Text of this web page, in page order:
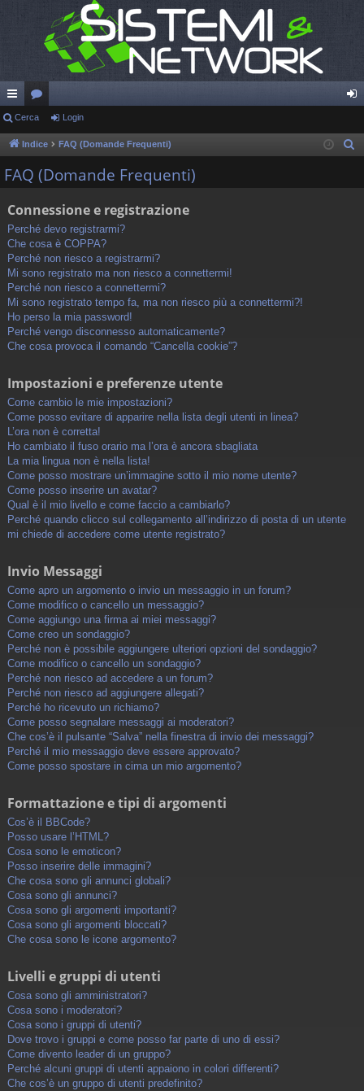
oll
eg
a
en
ti
R
ap
idi
or
u in
Cerca Login
Indice FAQ (Domande Frequenti)
FAQ (Domande Frequenti)
Connessione e registrazione
Perché devo registrarmi?
Che cosa è COPPA?
Perché non riesco a registrarmi?
Mi sono registrato ma non riesco a connettermi!
Perché non riesco a connettermi?
Mi sono registrato tempo fa, ma non riesco più a connettermi?!
Ho perso la mia password!
Perché vengo disconnesso automaticamente?
Che cosa provoca il comando “Cancella cookie”?
Impostazioni e preferenze utente
Come cambio le mie impostazioni?
Come posso evitare di apparire nella lista degli utenti in linea?
L’ora non è corretta!
Ho cambiato il fuso orario ma l’ora è ancora sbagliata
La mia lingua non è nella lista!
Come posso mostrare un’immagine sotto il mio nome utente?
Come posso inserire un avatar?
Qual è il mio livello e come faccio a cambiarlo?
Perché quando clicco sul collegamento all’indirizzo di posta di un utente
mi chiede di accedere come utente registrato?
Invio Messaggi
Come apro un argomento o invio un messaggio in un forum?
Come modifico o cancello un messaggio?
Come aggiungo una firma ai miei messaggi?
Come creo un sondaggio?
Perché non è possibile aggiungere ulteriori opzioni del sondaggio?
Come modifico o cancello un sondaggio?
Perché non riesco ad accedere a un forum?
Perché non riesco ad aggiungere allegati?
Perché ho ricevuto un richiamo?
Come posso segnalare messaggi ai moderatori?
Che cos’è il pulsante “Salva” nella finestra di invio dei messaggi?
Perché il mio messaggio deve essere approvato?
Come posso spostare in cima un mio argomento?
Formattazione e tipi di argomenti
Cos’è il BBCode?
Posso usare l’HTML?
Cosa sono le emoticon?
Posso inserire delle immagini?
Che cosa sono gli annunci globali?
Cosa sono gli annunci?
Cosa sono gli argomenti importanti?
Cosa sono gli argomenti bloccati?
Che cosa sono le icone argomento?
Livelli e gruppi di utenti
Cosa sono gli amministratori?
Cosa sono i moderatori?
Cosa sono i gruppi di utenti?
Dove trovo i gruppi e come posso far parte di uno di essi?
Come divento leader di un gruppo?
Perché alcuni gruppi di utenti appaiono in colori differenti?
Che cos’è un gruppo di utenti predefinito?